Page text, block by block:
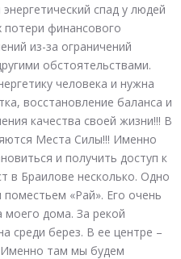
спад у людей
потери финансового
из-за ограничений
обстоятельствами.
человека и нужна
восстановление баланса и
качества своей жизни!!! В
Места Силы!!! Именно
и получить доступ к
в Браилове несколько. Одно
«Рай». Его очень
дома. За рекой
среди берез. В ее центре –
там мы будем